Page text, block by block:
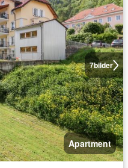
7bilder
Apartment